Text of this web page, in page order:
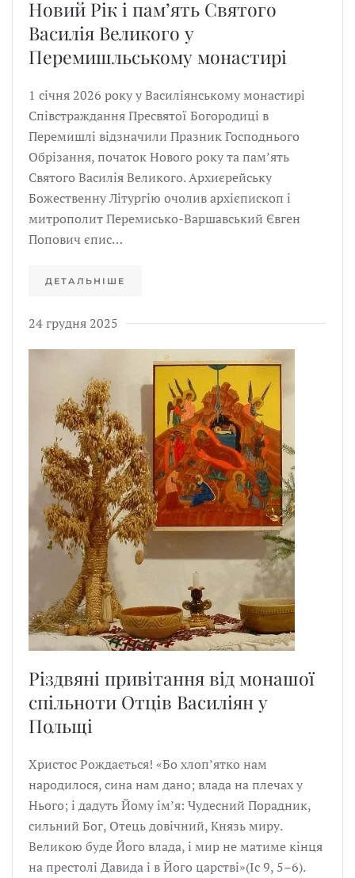
Новий Рік і пам’ять Святого
Василія Великого у
Перемишльському монастирі
1 січня 2026 року у Василіянському монастирі
Співстраждання Пресвятої Богородиці в
Перемишлі відзначили Празник Господнього
Обрізання, початок Нового року та пам’ять
Святого Василія Великого. Архиєрейську
Божественну Літургію очолив архієпископ і
митрополит Перемисько-Варшавський Євген
Попович єпис…
ДЕТАЛЬНІШЕ
24 грудня 2025
Різдвяні привітання від монашої
спільноти Отців Василіян у
Польщі
Христос Рождається! «Бо хлоп’ятко нам
народилося, сина нам дано; влада на плечах у
Нього; і дадуть Йому ім’я: Чудесний Порадник,
сильний Бог, Отець довічний, Князь миру.
Великою буде Його влада, і мир не матиме кінця
на престолі Давида і в Його царстві»(Іс 9, 5–6).